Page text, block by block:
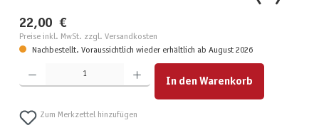
22,00 €
Preise inkl. MwSt. zzgl. Versandkosten
Nachbestellt. Voraussichtlich wieder erhältlich ab August 2026
Produkt Anzahl: Gib den gewünschten Wert ein oder benutze die Schaltflächen um die Anzahl zu
In den Warenkorb
Zum Merkzettel hinzufügen